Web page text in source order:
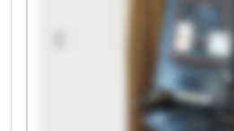
Ambold Pressen GmbH